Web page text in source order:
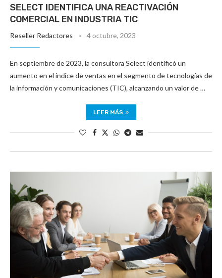
SELECT IDENTIFICA UNA REACTIVACIÓN
COMERCIAL EN INDUSTRIA TIC
Reseller Redactores 4 octubre, 2023
En septiembre de 2023, la consultora Select identificó un
aumento en el índice de ventas en el segmento de tecnologías de
la información y comunicaciones (TIC), alcanzando un valor de …
LEER MÁS